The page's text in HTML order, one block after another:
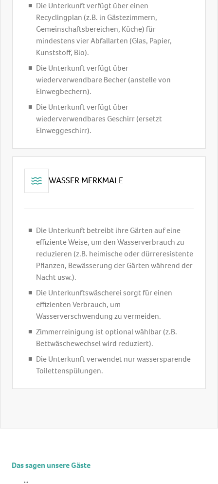
Die Unterkunft verfügt über einen
Recyclingplan (z.B. in Gästezimmern,
Gemeinschaftsbereichen, Küche) für
mindestens vier Abfallarten (Glas, Papier,
Kunststoff, Bio).
Die Unterkunft verfügt über
wiederverwendbare Becher (anstelle von
Einwegbechern).
Die Unterkunft verfügt über
wiederverwendbares Geschirr (ersetzt
Einweggeschirr).
WASSER MERKMALE
Die Unterkunft betreibt ihre Gärten auf eine
effiziente Weise, um den Wasserverbrauch zu
reduzieren (z.B. heimische oder dürreresistente
Pflanzen, Bewässerung der Gärten während der
Nacht usw.).
Die Unterkunftswäscherei sorgt für einen
effizienten Verbrauch, um
Wasserverschwendung zu vermeiden.
Zimmerreinigung ist optional wählbar (z.B.
Bettwäschewechsel wird reduziert).
Die Unterkunft verwendet nur wassersparende
Toilettenspülungen.
Das sagen unsere Gäste